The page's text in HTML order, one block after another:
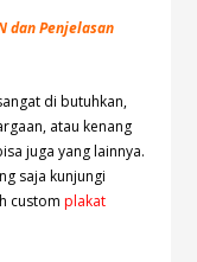
dan Penjelasan
di butuhkan,
atau kenang
juga yang lainnya.
saja kunjungi
customplakat